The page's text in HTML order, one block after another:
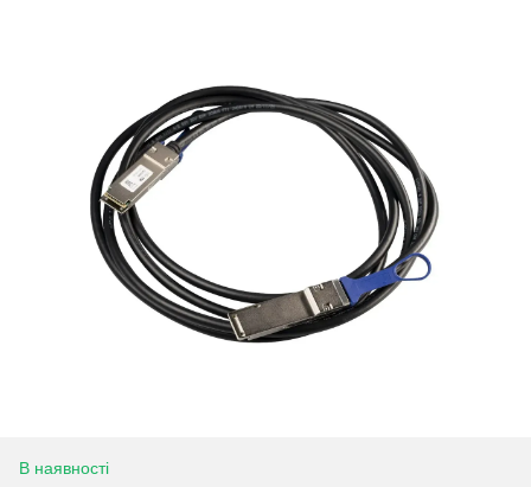
В наявності